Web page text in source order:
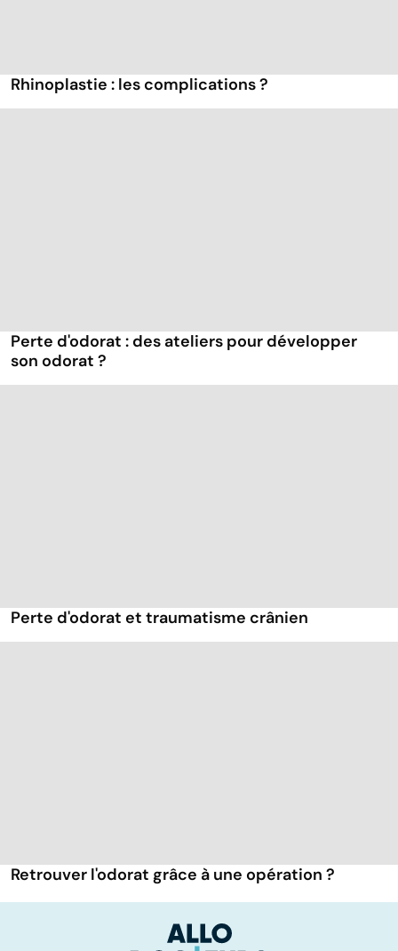
Rhinoplastie : les complications ?
Perte d'odorat : des ateliers pour développer
son odorat ?
Perte d'odorat et traumatisme crânien
Retrouver l'odorat grâce à une opération ?